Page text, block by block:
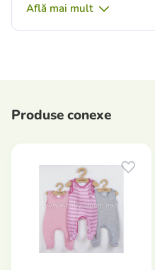
Află mai mult
Produse conexe